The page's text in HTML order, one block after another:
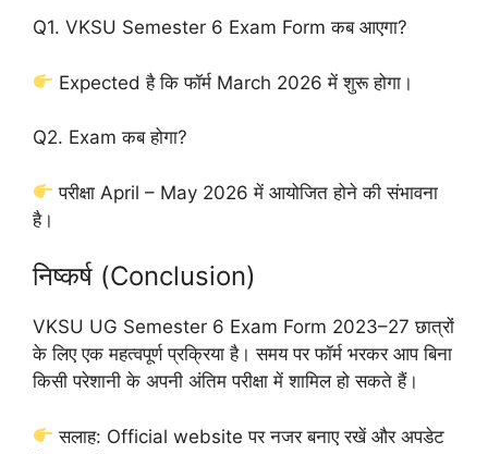
Q1. VKSU Semester 6 Exam Form कब आएगा?
Expected है कि फॉर्म March 2026 में शुरू होगा।
Q2. Exam कब होगा?
परीक्षा April – May 2026 में आयोजित होने की संभावना
है।
निष्कर्ष (Conclusion)
VKSU UG Semester 6 Exam Form 2023–27 छात्रों
के लिए एक महत्वपूर्ण प्रक्रिया है। समय पर फॉर्म भरकर आप बिना
किसी परेशानी के अपनी अंतिम परीक्षा में शामिल हो सकते हैं।
सलाह: Official website पर नजर बनाए रखें और अपडेट